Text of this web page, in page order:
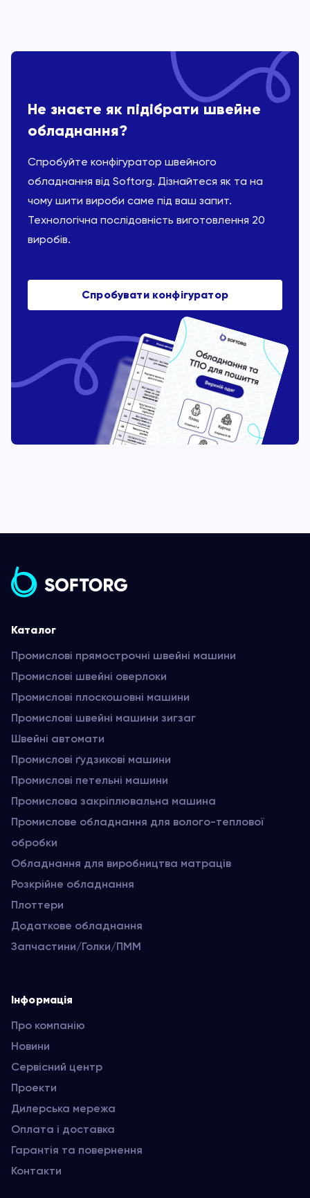
Не знаєте як підібрати швейне
обладнання?
Спробуйте конфігуратор швейного
обладнання від Softorg. Дізнайтеся як та на
чому шити вироби саме під ваш запит.
Технологічна послідовність виготовлення 20
виробів.
Спробувати конфігуратор
Каталог
Промислові прямострочні швейні машини
Промислові швейні оверлоки
Промислові плоскошовні машини
Промислові швейні машини зигзаг
Швейні автомати
Промислові ґудзикові машини
Промислові петельні машини
Промислова закріплювальна машина
Промислове обладнання для волого-теплової
обробки
Обладнання для виробництва матраців
Розкрійне обладнання
Плоттери
Додаткове обладнання
Запчастини/Голки/ПММ
Інформація
Про компанію
Новини
Сервісний центр
Проекти
Дилерська мережа
Оплата і доставка
Гарантія та повернення
Контакти